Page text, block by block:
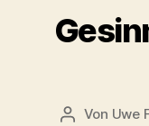
Von Uwe